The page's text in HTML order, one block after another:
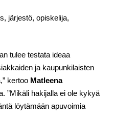
järjestö, opiskelija,
tulee testata ideaa
ja kaupunkilaisten
kertoo Matleena
”Mikäli hakijalla ei ole kykyä
löytämään apuvoimia